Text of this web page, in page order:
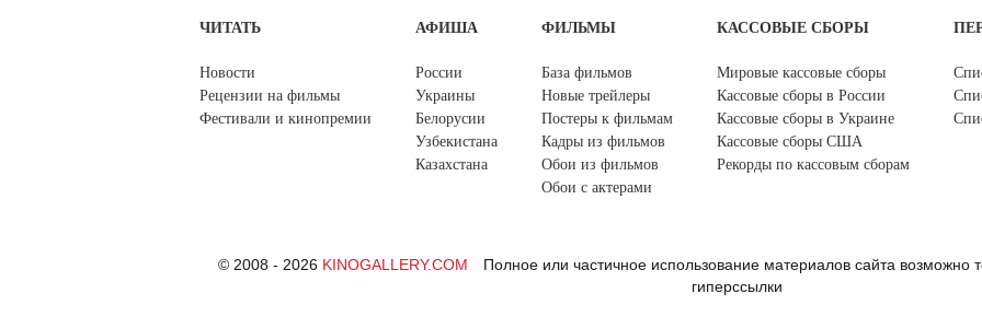
ЧИТАТЬ
Новости
Рецензии на фильмы
Фестивали и кинопремии
АФИША
России
Украины
Белорусии
Узбекистана
Казахстана
ФИЛЬМЫ
База фильмов
Новые трейлеры
Постеры к фильмам
Кадры из фильмов
Обои из фильмов
Обои с актерами
КАССОВЫЕ СБОРЫ
Мировые кассовые сборы
Кассовые сборы в России
Кассовые сборы в Украине
Кассовые сборы США
Рекорды по кассовым сборам
© 2008 - 2026 KINOGALLERY.COM
Полное или частичное использование материалов сайта возможно
гиперссылки